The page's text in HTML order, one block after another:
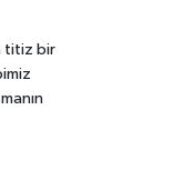
titiz bir